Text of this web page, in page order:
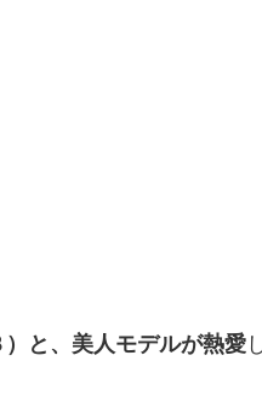
と、美人モデルが熱愛